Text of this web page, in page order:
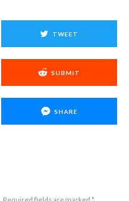
TWEET
SUBMIT
SHARE